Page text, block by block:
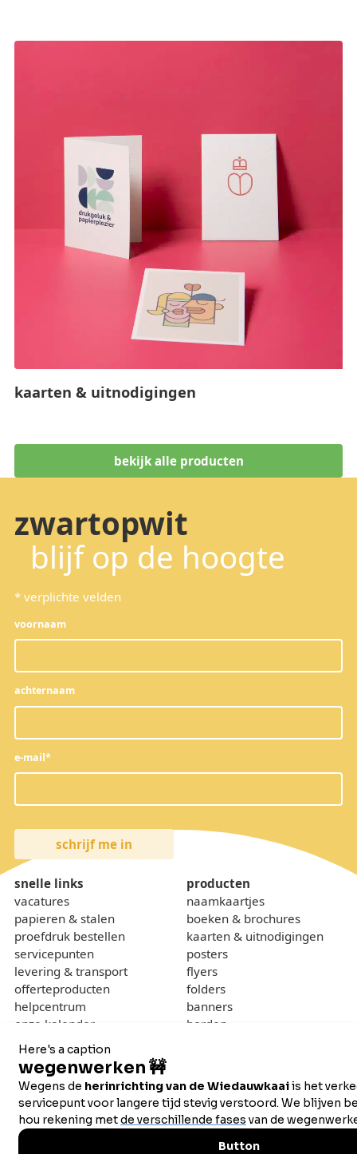
bekijk alle producten
kaarten & uitnodigingen
zwartopwit
blijf op de hoogte
* verplichte velden
voornaam
achternaam
e-mail*
snelle links
vacatures
papieren & stalen
proefdruk bestellen
servicepunten
levering & transport
offerteproducten
helpcentrum
onze kalender
gewichtcalculator
over
contact
wie zijn we
sponsoring
producten
naamkaartjes
boeken & brochures
kaarten & uitnodigingen
posters
flyers
folders
banners
borden